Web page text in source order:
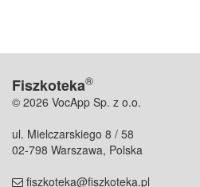
Fiszkoteka®
© 2026 VocApp Sp. z o.o.
ul. Mielczarskiego 8 / 58
02-798 Warszawa, Polska
fiszkoteka@fiszkoteka.pl